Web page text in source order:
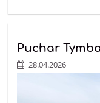
Puchar
28.04.2026